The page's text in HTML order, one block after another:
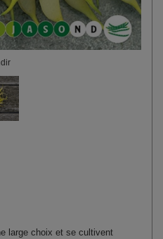
large choix et se cultivent